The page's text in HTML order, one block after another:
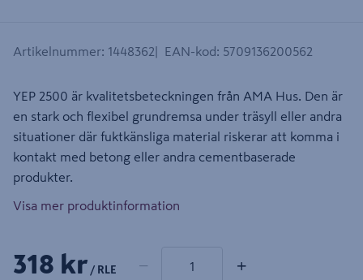
Artikelnummer: 1448362 EAN-kod: 5709136200562
YEP 2500 är kvalitetsbeteckningen från AMA Hus. Den är
en stark och flexibel grundremsa under träsyll eller andra
situationer där fuktkänsliga material riskerar att komma i
kontakt med betong eller andra cementbaserade
produkter.
Visa mer produktinformation
318 kr / RLE − +